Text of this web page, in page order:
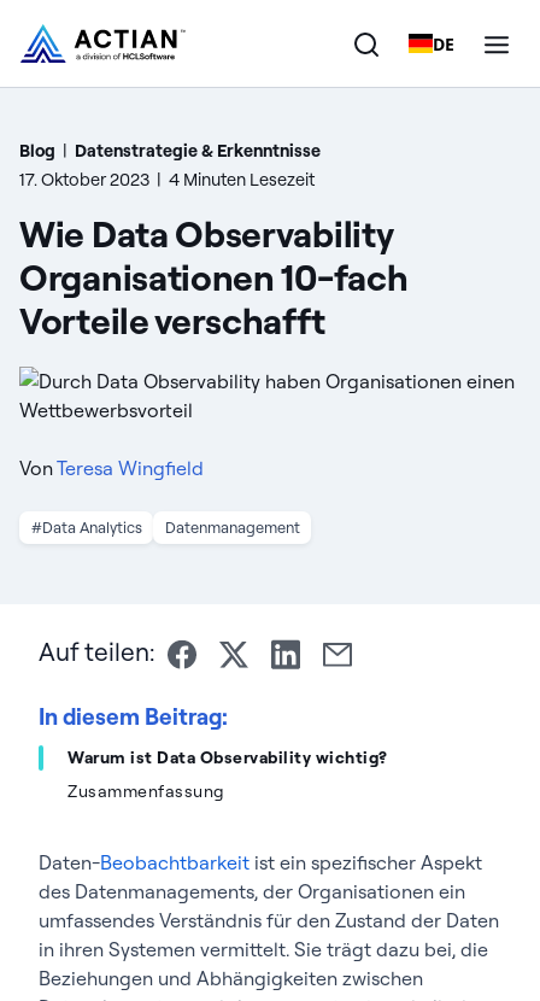
DE
Produkte
Kunden
Unternehmen
Ressourcen
Blog | Datenstrategie & Erkenntnisse
17. Oktober 2023 | 4 Minuten Lesezeit
Wie Data Observability
Organisationen 10-fach
Vorteile verschafft
VonTeresa Wingfield
#Data Analytics Datenmanagement
Auf teilen:
In diesem Beitrag:
Warum ist Data Observability wichtig?
Zusammenfassung
Daten-Beobachtbarkeit ist ein spezifischer Aspekt
des Datenmanagements, der Organisationen ein
umfassendes Verständnis für den Zustand der Daten
in ihren Systemen vermittelt. Sie trägt dazu bei, die
Beziehungen und Abhängigkeiten zwischen